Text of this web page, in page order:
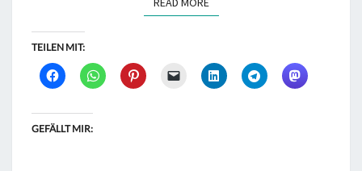
TEILEN MIT:
GEFÄLLT MIR: